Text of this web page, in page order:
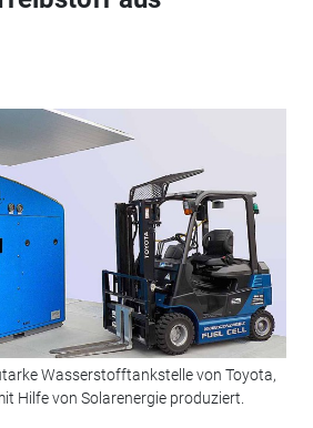
Wasserstofftankstelle von Toyota,
Hilfe von Solarenergie produziert.